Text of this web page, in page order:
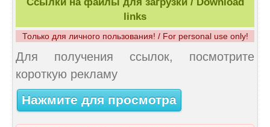
links
Только для личного пользования! / For personal use only!
Для получения ссылок, посмотрите
короткую рекламу
Нажмите для просмотра